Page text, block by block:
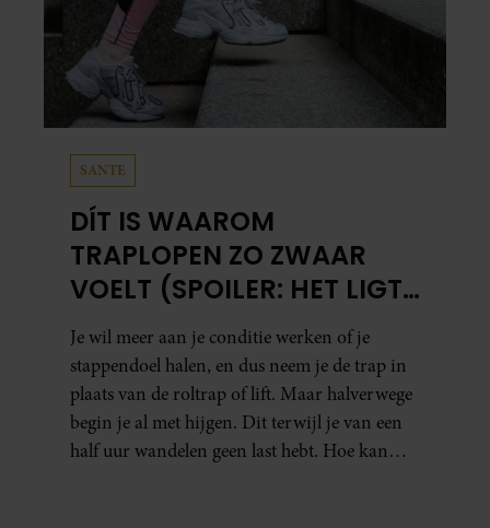
SANTE
DÍT IS WAAROM
TRAPLOPEN ZO ZWAAR
VOELT (SPOILER: HET LIGT
NIET AAN JE CONDITIE)
Je wil meer aan je conditie werken of je
stappendoel halen, en dus neem je de trap in
plaats van de roltrap of lift. Maar halverwege
begin je al met hijgen. Dit terwijl je van een
half uur wandelen geen last hebt. Hoe kan